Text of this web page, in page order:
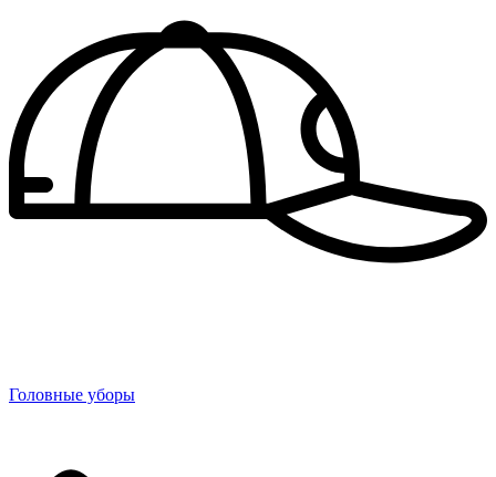
Головные уборы